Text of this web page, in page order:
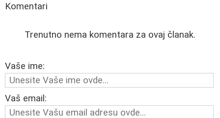
Komentari
Trenutno nema komentara za ovaj članak.
Vaše ime:
Vaš email: